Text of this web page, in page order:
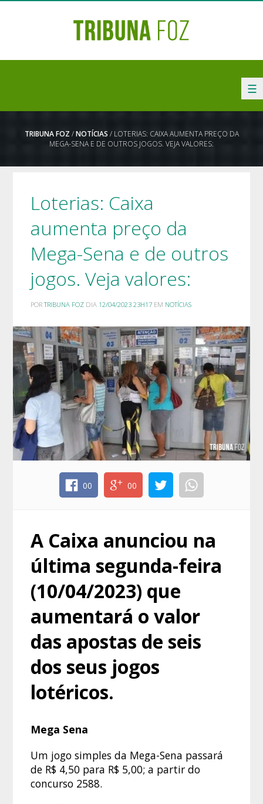
☰
TRIBUNA FOZ /NOTÍCIAS / LOTERIAS: CAIXA AUMENTA PREÇO DA
MEGA-SENA E DE OUTROS JOGOS. VEJA VALORES:
Loterias: Caixa
aumenta preço da
Mega-Sena e de outros
jogos. Veja valores:
PORTRIBUNA FOZ DIA 12/04/2023 23H17 EM NOTÍCIAS
00 00
A Caixa anunciou na
última segunda-feira
(10/04/2023) que
aumentará o valor
das apostas de seis
dos seus jogos
lotéricos.
Mega Sena
Um jogo simples da Mega-Sena passará
de R$ 4,50 para R$ 5,00; a partir do
concurso 2588.